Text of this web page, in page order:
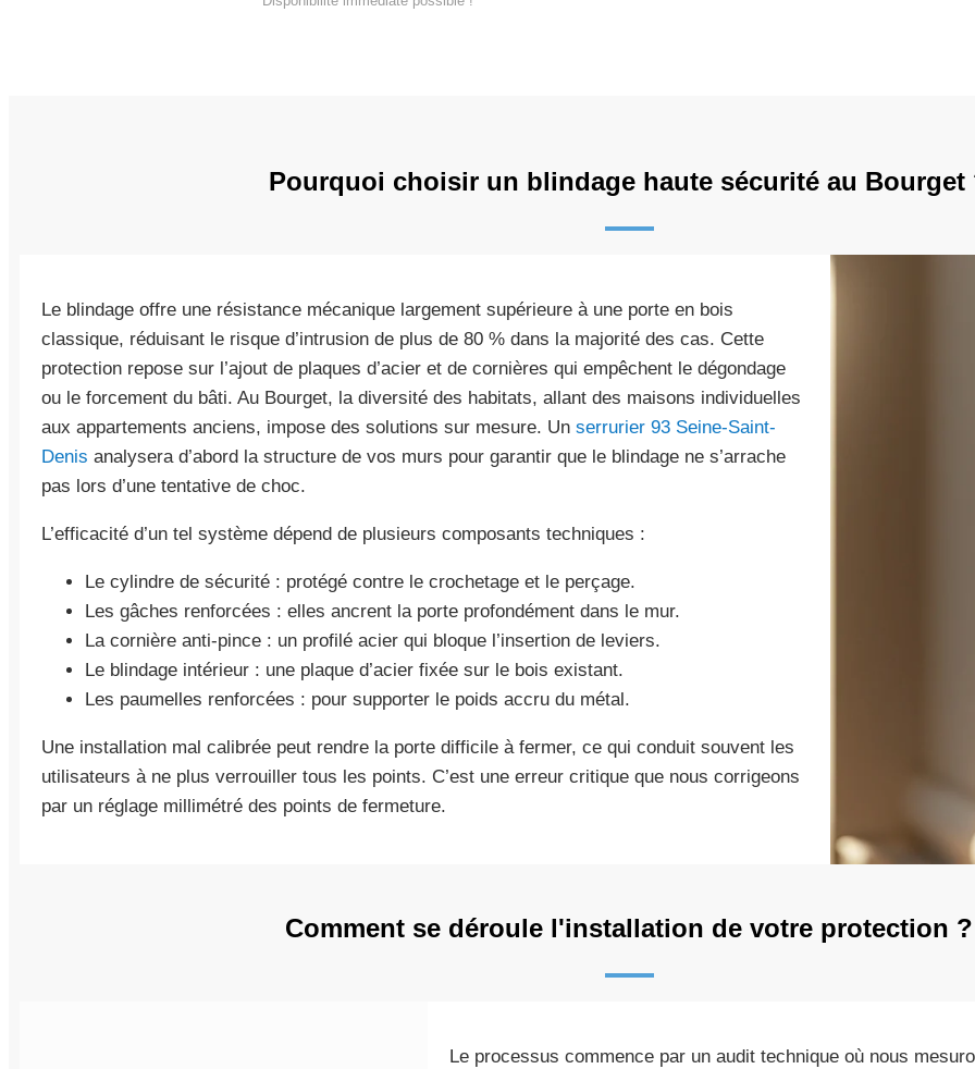
Pourquoi choisir un blindage haute sécurité au Bourget
Le blindage offre une résistance mécanique largement supérieure à une porte en bois
classique, réduisant le risque d’intrusion de plus de 80 % dans la majorité des cas. Cette
protection repose sur l’ajout de plaques d’acier et de cornières qui empêchent le dégondage
ou le forcement du bâti. Au Bourget, la diversité des habitats, allant des maisons individuelles
aux appartements anciens, impose des solutions sur mesure. Un serrurier 93 Seine-Saint-
Denis analysera d’abord la structure de vos murs pour garantir que le blindage ne s’arrache
pas lors d’une tentative de choc.
L’efficacité d’un tel système dépend de plusieurs composants techniques :
Le cylindre de sécurité : protégé contre le crochetage et le perçage.
Les gâches renforcées : elles ancrent la porte profondément dans le mur.
La cornière anti-pince : un profilé acier qui bloque l’insertion de leviers.
Le blindage intérieur : une plaque d’acier fixée sur le bois existant.
Les paumelles renforcées : pour supporter le poids accru du métal.
Une installation mal calibrée peut rendre la porte difficile à fermer, ce qui conduit souvent les
utilisateurs à ne plus verrouiller tous les points. C’est une erreur critique que nous corrigeons
par un réglage millimétré des points de fermeture.
Comment se déroule l'installation de votre protection ?
Le processus commence par un audit technique où nous